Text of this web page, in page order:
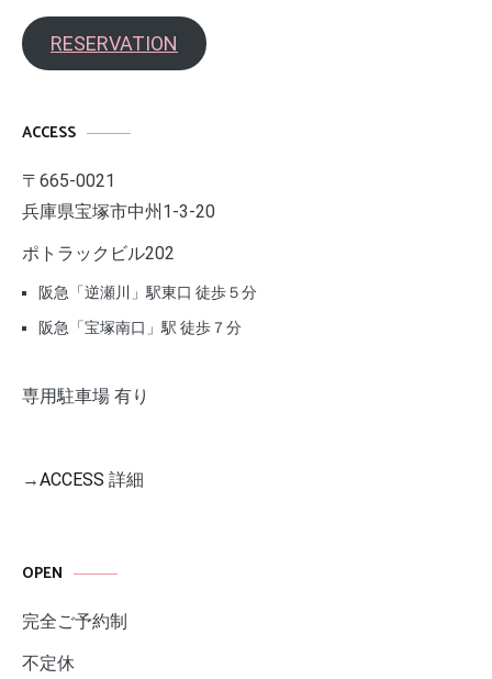
RESERVATION
ACCESS
〒665-0021
兵庫県宝塚市中州1-3-20
ポトラックビル202
阪急「逆瀬川」駅東口 徒歩５分
阪急「宝塚南口」駅 徒歩７分
専用駐車場 有り
→ACCESS 詳細
OPEN
完全ご予約制
不定休